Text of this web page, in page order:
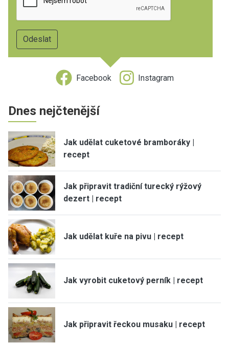
Facebook Instagram
Dnes nejčtenější
Jak udělat cuketové bramboráky |
recept
Jak připravit tradiční turecký rýžový
dezert | recept
Jak udělat kuře na pivu | recept
Jak vyrobit cuketový perník | recept
Jak připravit řeckou musaku | recept